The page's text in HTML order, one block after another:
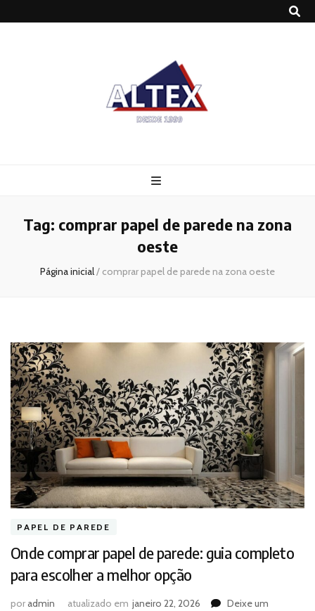
Tag: comprar papel de parede na zona
oeste
Página inicial/ comprar papel de parede na zona oeste
PAPEL DE PAREDE
Onde comprar papel de parede: guia completo
para escolher a melhor opção
poradmin atualizado em janeiro 22, 2026
Deixe um